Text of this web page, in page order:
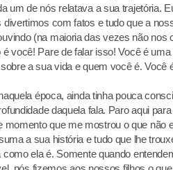
um de nós relatava a sua trajetória.
com fatos e tudo que a
(na maioria das vezes não nos
você! Pare de falar isso! Você é
a sua vida e quem você é. Você
época, ainda tinha pouca
daquela fala. Paro aqui
que me mostrou o que não
a sua história e tudo que lhe
ela é. Somente quando